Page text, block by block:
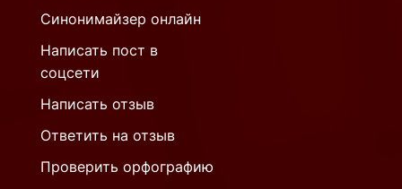
Синонимайзер онлайн
Написать пост в
соцсети
Написать отзыв
Ответить на отзыв
Проверить орфографию